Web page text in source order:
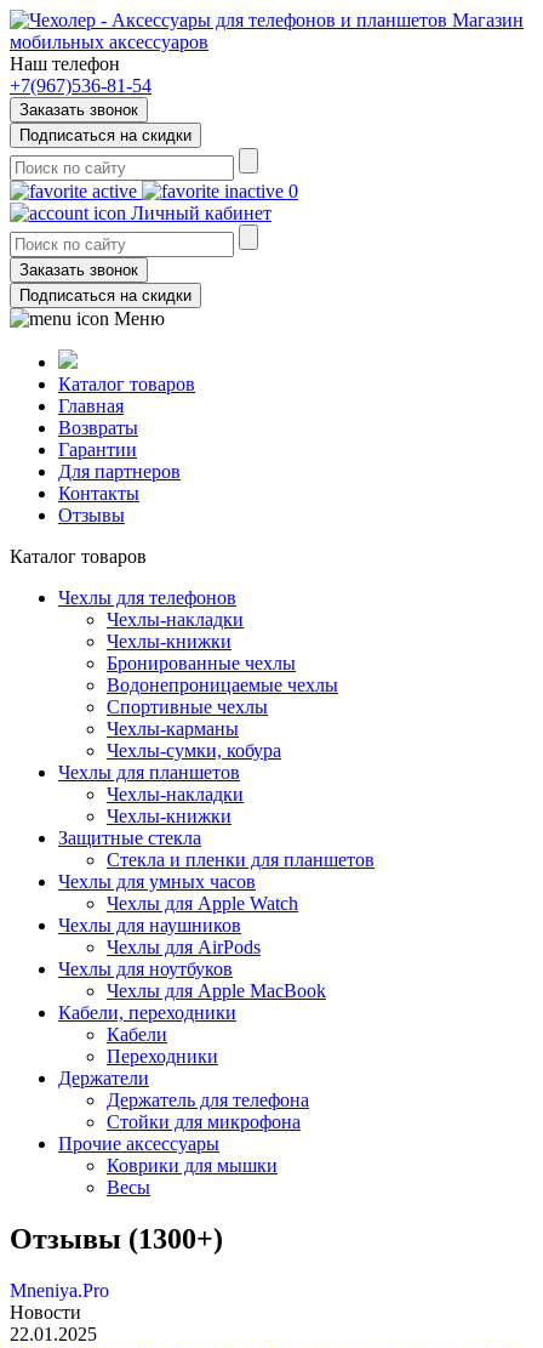
Магазин
мобильных аксессуаров
Наш телефон
+7(967)536-81-54
Заказать звонок
Подписаться на скидки
0
Личный кабинет
Заказать звонок
Подписаться на скидки
Меню
Каталог товаров
Главная
Возвраты
Гарантии
Для партнеров
Контакты
Отзывы
Каталог товаров
Чехлы для телефонов
Чехлы-накладки
Чехлы-книжки
Бронированные чехлы
Водонепроницаемые чехлы
Спортивные чехлы
Чехлы-карманы
Чехлы-сумки, кобура
Чехлы для планшетов
Чехлы-накладки
Чехлы-книжки
Защитные стекла
Стекла и пленки для планшетов
Чехлы для умных часов
Чехлы для Apple Watch
Чехлы для наушников
Чехлы для AirPods
Чехлы для ноутбуков
Чехлы для Apple MacBook
Кабели, переходники
Кабели
Переходники
Держатели
Держатель для телефона
Стойки для микрофона
Прочие аксессуары
Коврики для мышки
Весы
Отзывы (1300+)
Mneniya.Pro
Новости
22.01.2025